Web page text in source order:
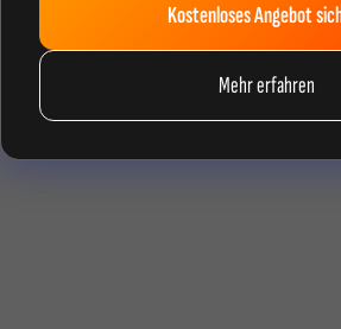
Kostenloses Angebot
Mehr erfahren